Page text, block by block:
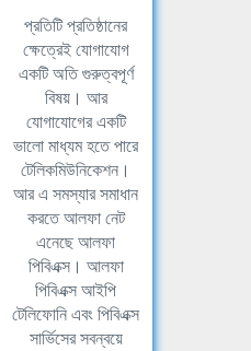
প্রতিটি প্রতিষ্ঠানের
ক্ষেত্রেই যোগাযোগ
একটি অতি গুরুত্বপূর্ণ
বিষয়। আর
যোগাযোগের একটি
ভালো মাধ্যম হতে পারে
টেলিকমিউনিকেশন।
আর এ সমস্যার সমাধান
করতে আলফা নেট
এনেছে আলফা
পিবিএক্স। আলফা
পিবিএক্স আইপি
টেলিফোনি এবং পিবিএক্স
সার্ভিসের সবন্বয়ে